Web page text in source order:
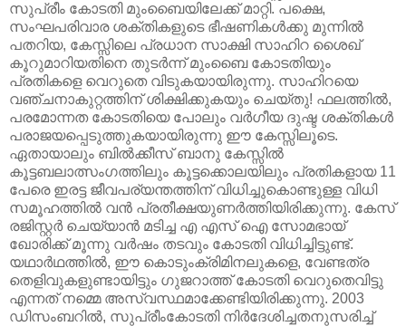
സുപ്രീം കോടതി മുംബൈയിലേക്ക് മാറ്റി. പക്ഷെ,
സംഘപരിവാര ശക്തികളുടെ ഭീഷണികള്‍ക്കു മുന്നില്‍
പതറിയ, കേസ്സിലെ പ്രധാന സാക്ഷി സാഹിറ ശൈഖ്
കൂറുമാറിയതിനെ തുടര്‍ന്ന് മുംബൈ കോടതിയും
പ്രതികളെ വെറുതെ വിടുകയായിരുന്നു. സാഹിറയെ
വഞ്ചനാകുറ്റത്തിന് ശിക്ഷിക്കുകയും ചെയ്തു! ഫലത്തില്‍,
പരമോന്നത കോടതിയെ പോലും വര്‍ഗീയ ദുഷ്ട ശക്തികള്‍
പരാജയപ്പെടുത്തുകയായിരുന്നു ഈ കേസ്സിലൂടെ.
ഏതായാലും ബില്‍ക്കീസ് ബാനു കേസ്സില്‍
കൂട്ടബലാത്സംഗത്തിലും കൂട്ടക്കൊലയിലും പ്രതികളായ 11
പേരെ ഇരട്ട ജീവപര്യന്തത്തിന് വിധിച്ചുകൊണ്ടുള്ള വിധി
സമൂഹത്തില്‍ വന്‍ പ്രതീക്ഷയുണര്‍ത്തിയിരിക്കുന്നു. കേസ്
രജിസ്റ്റര്‍ ചെയ്യാന്‍ മടിച്ച എ എസ് ഐ സോമഭായ്
ഖോരിക്ക് മൂന്നു വര്‍ഷം തടവും കോടതി വിധിച്ചിട്ടുണ്ട്.
യഥാര്‍ഥത്തില്‍, ഈ കൊടുംക്രിമിനലുകളെ, വേണ്ടത്ര
തെളിവുകളുണ്ടായിട്ടും ഗുജറാത്ത് കോടതി വെറുതെവിട്ടു
എന്നത് നമ്മെ അസ്വസ്ഥമാക്കേണ്ടിയിരിക്കുന്നു. 2003
ഡിസംബറില്‍, സുപ്രീംകോടതി നിര്‍ദേശിച്ചതനുസരിച്ച്